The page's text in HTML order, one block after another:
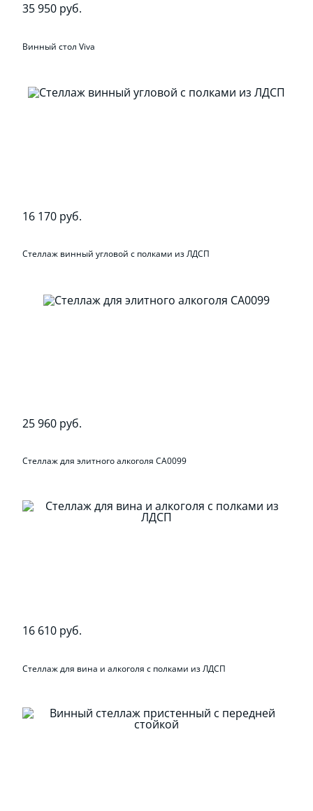
35 950 руб.
Винный стол Viva
16 170 руб.
Стеллаж винный угловой с полками из ЛДСП
25 960 руб.
Стеллаж для элитного алкоголя СА0099
16 610 руб.
Стеллаж для вина и алкоголя с полками из ЛДСП